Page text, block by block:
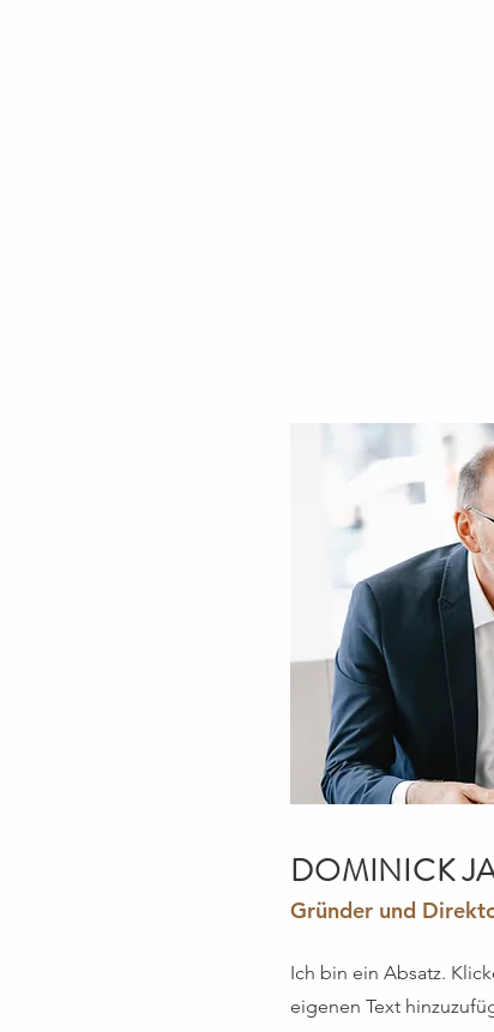
DOMINICK
Gründer und
Ich bin ein Absatz.
eigenen Text